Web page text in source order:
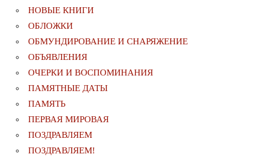
НОВЫЕ КНИГИ
ОБЛОЖКИ
ОБМУНДИРОВАНИЕ И СНАРЯЖЕНИЕ
ОБЪЯВЛЕНИЯ
ОЧЕРКИ И ВОСПОМИНАНИЯ
ПАМЯТНЫЕ ДАТЫ
ПАМЯТЬ
ПЕРВАЯ МИРОВАЯ
ПОЗДРАВЛЯЕМ
ПОЗДРАВЛЯЕМ!